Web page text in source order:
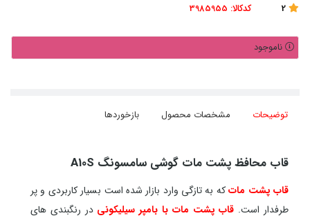
کدکالا: 3985955
ناموجود
توضیحات مشخصات محصول بازخوردها
قاب محافظ پشت مات گوشی سامسونگ A10S
قاب پشت ماتکه به تازگی وارد بازار شده است بسیار کاربردی و پر
طرفدار است. قاب پشت مات با بامپر سیلیکونی در رنگبندی های